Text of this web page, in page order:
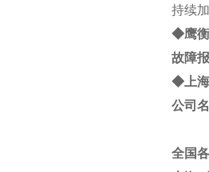
持续
◆鹰衡
故障
◆ 上海
公司
全国